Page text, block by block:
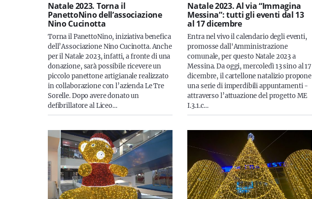
Natale 2023. Torna il
PanettoNino dell’associazione
Nino Cucinotta
Torna il PanettoNino, iniziativa benefica
dell’Associazione Nino Cucinotta. Anche
per il Natale 2023, infatti, a fronte di una
donazione, sarà possibile ricevere un
piccolo panettone artigianale realizzato
in collaborazione con l’azienda Le Tre
Sorelle. Dopo avere donato un
defibrillatore al Liceo…
Natale 2023. Al via “Immagina
Messina”: tutti gli eventi dal 13
al 17 dicembre
Entra nel vivo il calendario degli eventi,
promosse dall'Amministrazione
comunale, per questo Natale 2023 a
Messina. Da oggi, mercoledì 13 sino al 17
dicembre, il cartellone natalizio propone
una serie di imperdibili appuntamenti -
attraverso l’attuazione del progetto ME
I.3.1.c…